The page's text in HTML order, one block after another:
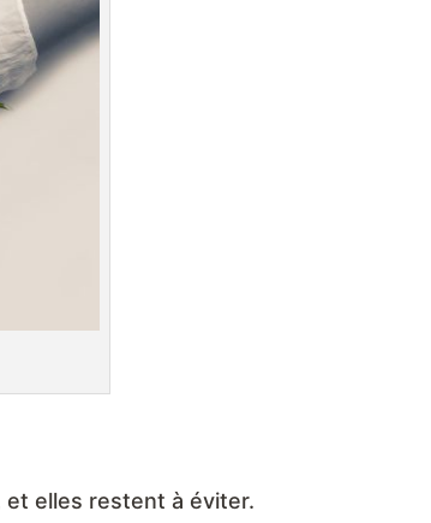
et elles restent à éviter.